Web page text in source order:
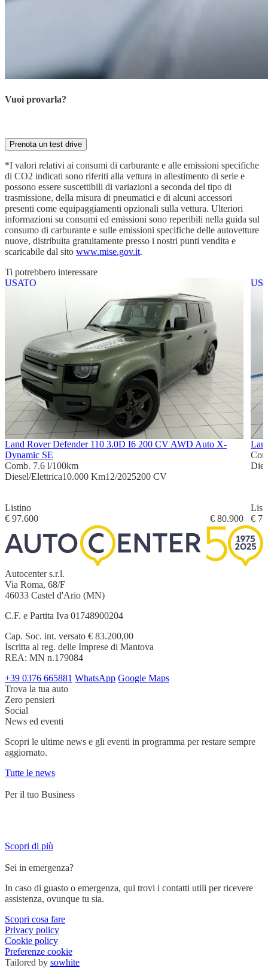
Vuoi provarla?
Prenota un test drive
*I valori relativi ai consumi di carburante e alle emissioni specifiche
di CO2 indicati sono riferiti alla vettura in allestimento di serie e
possono essere suscettibili di variazioni a seconda del tipo di
trasmissione, della misura di pneumatici e di alcuni accessori
presenti come equipaggiamenti opzionali sulla vettura. Ulteriori
informazioni su consumi ed emissioni sono reperibili nella guida sul
consumo di carburante e sulle emissioni specifiche delle autovetture
nuove, distribuita gratuitamente presso i nostri punti vendita e
scaricabile dal sito www.mise.gov.it.
Ti potrebbero interessare
USATO
Land Rover Defender 110 3.0D I6 200 CV AWD Auto X-
Dynamic SE
Comb. 7.6 l/100km
Diesel/Elettrica10.000 Km12/2025200 CV
Listino
€ 97.600
€ 80.900
€
Autocenter s.r.l.
Via Roma, 68/F
46033 Castel d'Ario (MN)
C.F. e Partita Iva 01748900204
Cap. Soc. int. versato € 83.200,00
Iscritta al reg. delle Imprese di Mantova
REA: MN n.179084
+39 0376 665881 WhatsApp Google Maps
Trova la tua auto
Zero pensieri
Social
News ed eventi
Scopri le ultime news e gli eventi in programma per restare sempre
aggiornato.
Tutte le news
Per il tuo Business
Scopri di più
Sei in emergenza?
In caso di guasto o emergenza, qui trovi i contatti utili per ricevere
assistenza, ovunque tu sia.
Scopri cosa fare
Privacy policy
Cookie policy
Preferenze cookie
Tailored by sowhite